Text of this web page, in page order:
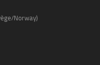
Norway)